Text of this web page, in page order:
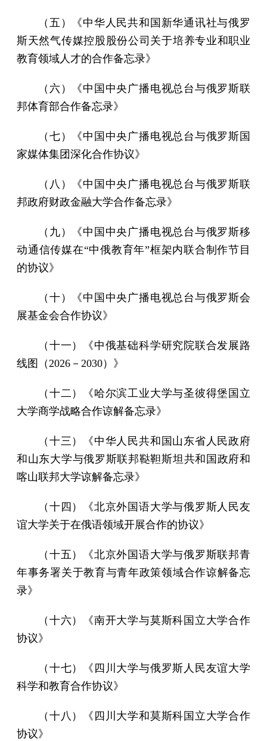
（五）《中华人民共和国新华通讯社与俄罗
斯天然气传媒控股股份公司关于培养专业和职业
教育领域人才的合作备忘录》
（六）《中国中央广播电视总台与俄罗斯联
邦体育部合作备忘录》
（七）《中国中央广播电视总台与俄罗斯国
家媒体集团深化合作协议》
（八）《中国中央广播电视总台与俄罗斯联
邦政府财政金融大学合作备忘录》
（九）《中国中央广播电视总台与俄罗斯移
动通信传媒在“中俄教育年”框架内联合制作节目
的协议》
（十）《中国中央广播电视总台与俄罗斯会
展基金会合作协议》
（十一）《中俄基础科学研究院联合发展路
线图（2026－2030）》
（十二）《哈尔滨工业大学与圣彼得堡国立
大学商学战略合作谅解备忘录》
（十三）《中华人民共和国山东省人民政府
和山东大学与俄罗斯联邦鞑靼斯坦共和国政府和
喀山联邦大学谅解备忘录》
（十四）《北京外国语大学与俄罗斯人民友
谊大学关于在俄语领域开展合作的协议》
（十五）《北京外国语大学与俄罗斯联邦青
年事务署关于教育与青年政策领域合作谅解备忘
录》
（十六）《南开大学与莫斯科国立大学合作
协议》
（十七）《四川大学与俄罗斯人民友谊大学
科学和教育合作协议》
（十八）《四川大学和莫斯科国立大学合作
协议》